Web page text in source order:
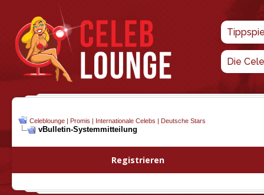
Die
Celeblounge | Promis | Internationale Celebs | Deutsche Stars
vBulletin-Systemmitteilung
Registrieren